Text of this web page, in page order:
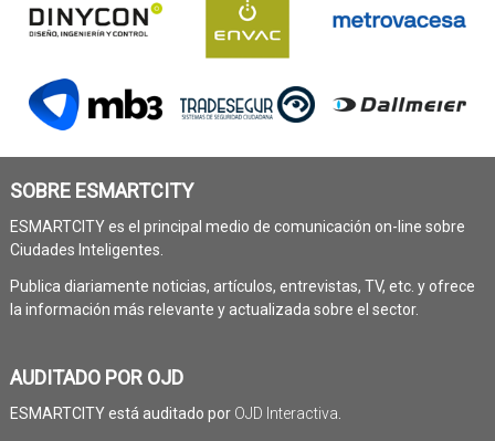
SOBRE ESMARTCITY
ESMARTCITY es el principal medio de comunicación on-line sobre
Ciudades Inteligentes.
Publica diariamente noticias, artículos, entrevistas, TV, etc. y ofrece
la información más relevante y actualizada sobre el sector.
AUDITADO POR OJD
ESMARTCITY está auditado por OJD Interactiva